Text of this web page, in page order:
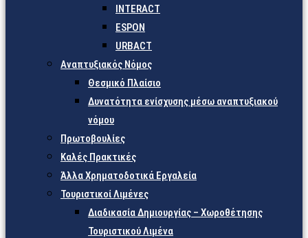
INTERACT
ESPON
URBACT
Αναπτυξιακός Νόμος
Θεσμικό Πλαίσιο
Δυνατότητα ενίσχυσης μέσω αναπτυξιακού
νόμου
Πρωτοβουλίες
Καλές Πρακτικές
Άλλα Χρηματοδοτικά Εργαλεία
Τουριστικοί Λιμένες
Διαδικασία Δημιουργίας – Χωροθέτησης
Τουριστικού Λιμένα